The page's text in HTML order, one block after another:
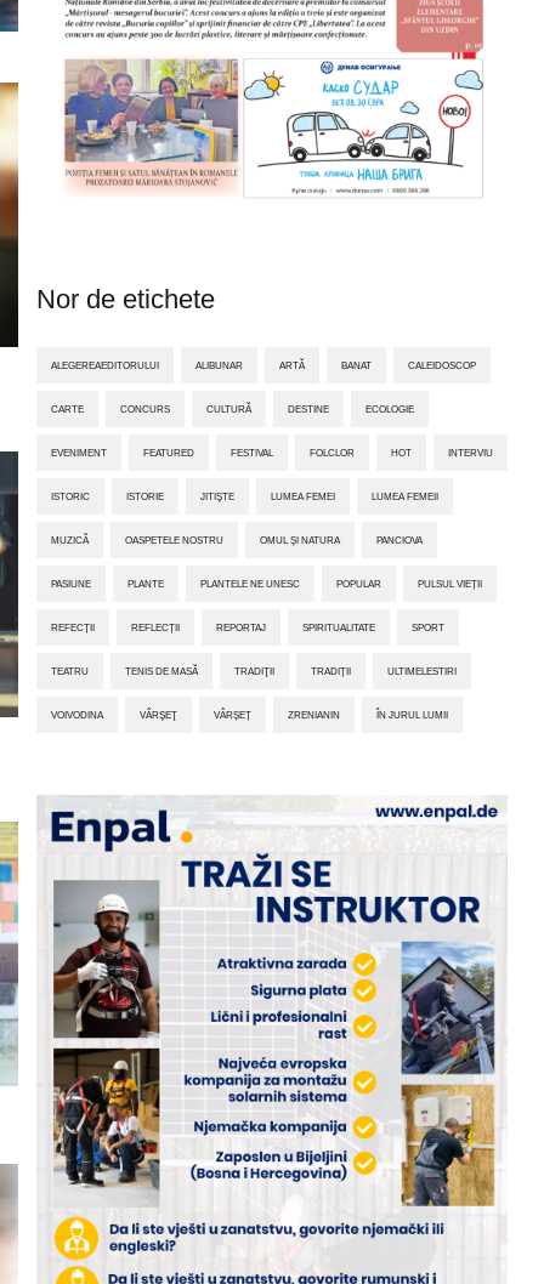
Nor de etichete
ALEGEREAEDITORULUI ALIBUNAR ARTĂ BANAT CALEIDOSCOP
CARTE CONCURS CULTURĂ DESTINE ECOLOGIE
EVENIMENT FEATURED FESTIVAL FOLCLOR HOT INTERVIU
ISTORIC ISTORIE JITIŞTE LUMEA FEMEI LUMEA FEMEII
MUZICĂ OASPETELE NOSTRU OMUL ȘI NATURA PANCIOVA
PASIUNE PLANTE PLANTELE NE UNESC POPULAR PULSUL VIEȚII
REFECȚII REFLECȚII REPORTAJ SPIRITUALITATE SPORT
TEATRU TENIS DE MASĂ TRADIŢII TRADIȚII ULTIMELESTIRI
VOIVODINA VÂRŞEŢ VÂRȘEȚ ZRENIANIN ÎN JURUL LUMII